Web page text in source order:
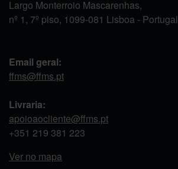
Largo Monterroio Mascarenhas,
nº 1, 7º piso, 1099-081 Lisboa - Portugal
Email geral:
ffms@ffms.pt
Livraria:
apoioaocliente@ffms.pt
+351 219 381 223
Ver no mapa